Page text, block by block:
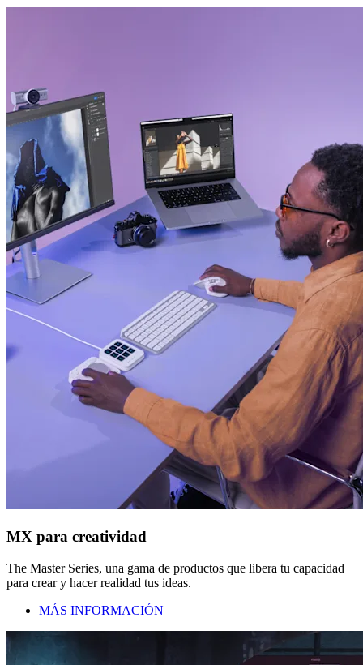
MX para creatividad
The Master Series, una gama de productos que libera tu capacidad
para crear y hacer realidad tus ideas.
MÁS INFORMACIÓN